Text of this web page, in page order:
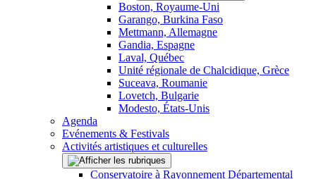
Boston, Royaume-Uni
Garango, Burkina Faso
Mettmann, Allemagne
Gandia, Espagne
Laval, Québec
Unité régionale de Chalcidique, Grèce
Suceava, Roumanie
Lovetch, Bulgarie
Modesto, États-Unis
Agenda
Evénements & Festivals
Activités artistiques et culturelles
Conservatoire à Rayonnement Départemental